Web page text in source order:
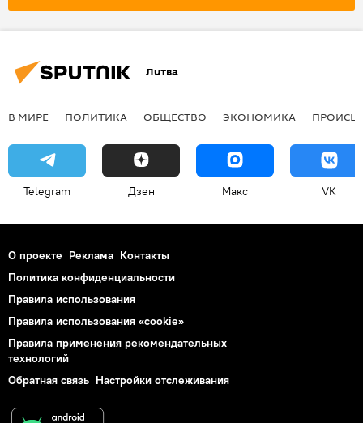
Литва
В МИРЕ ПОЛИТИКА ОБЩЕСТВО ЭКОНОМИКА
Telegram Дзен Макс VK
О проекте Реклама Контакты
Политика конфиденциальности
Правила использования
Правила использования «cookie»
Правила применения рекомендательных
технологий
Обратная связь Настройки отслеживания